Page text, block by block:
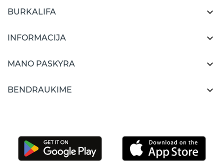
BURKALIFA 
INFORMACIJA 
MANO PASKYRA 
BENDRAUKIME 